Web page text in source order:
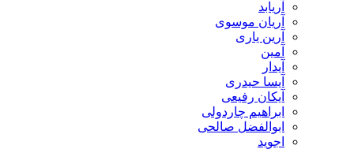
آریان موسوی
آرین یاری
آیسا حیدری
آیکان رفیعی
ابراهیم چاردولی
ابوالفضل صالحی